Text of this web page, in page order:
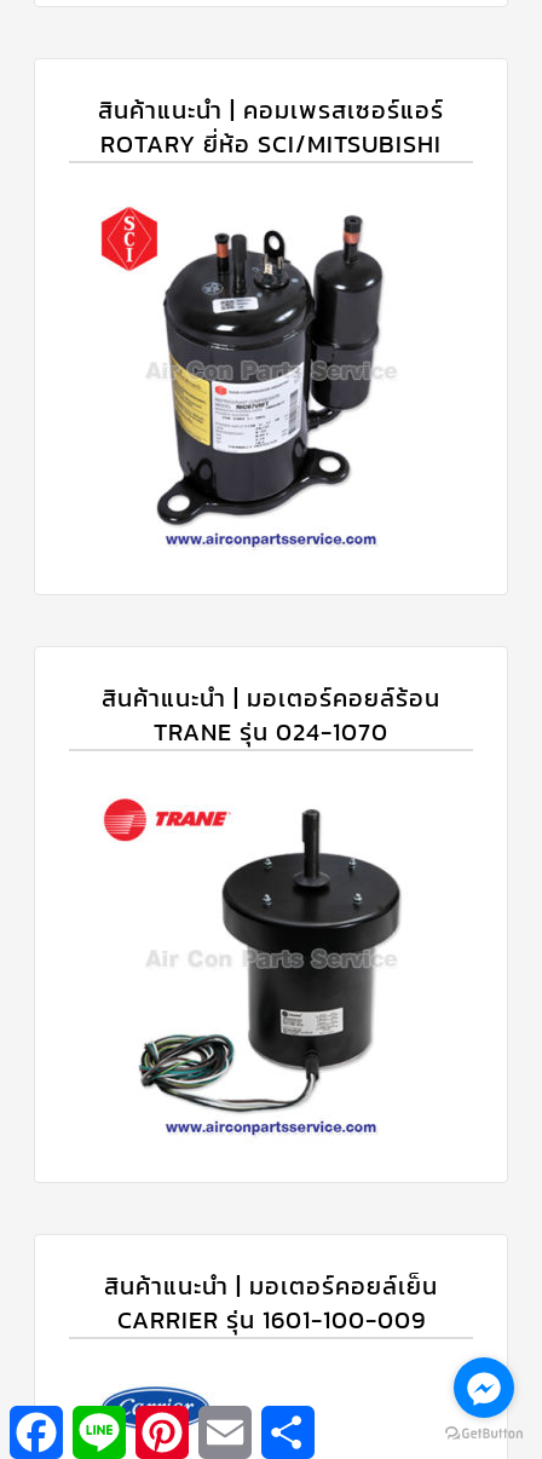
สินค้าแนะนำ | คอมเพรสเซอร์แอร์
ROTARY ยี่ห้อ SCI/MITSUBISHI
สินค้าแนะนำ | มอเตอร์คอยล์ร้อน
TRANE รุ่น 024-1070
สินค้าแนะนำ | มอเตอร์คอยล์เย็น
CARRIER รุ่น 1601-100-009
FacebookLine Pinterest Email